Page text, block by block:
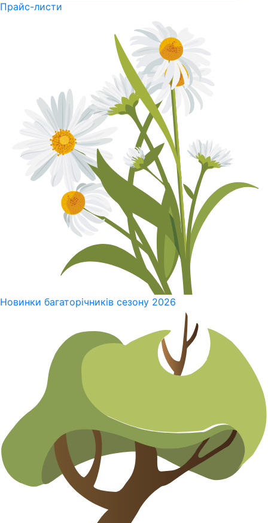
Прайс-листи
Новинки багаторічників сезону 2026